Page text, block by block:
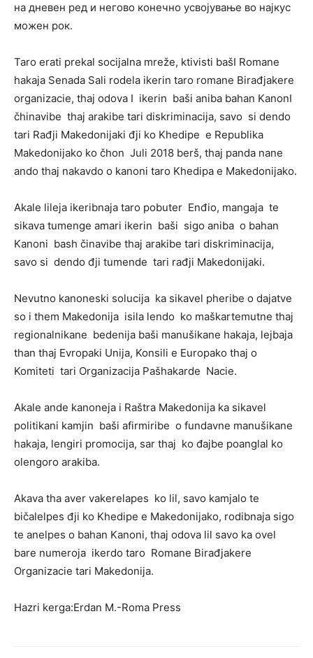
на дневен ред и негово конечно усвојување во најкус
можен рок.
Taro erati prekal socijalna mreže, ktivisti bašI Romane
hakaja Senada Sali rodela ikerin taro romane Birađjakere
organizacie, thaj odova I ikerin baši aniba bahan KanonI
čhinavibe thaj arakibe tari diskriminacija, savo si dendo
tari Rađji Makedonijaki đji ko Khedipe e Republika
Makedonijako ko čhon Juli 2018 berš, thaj panda nane
ando thaj nakavdo o kanoni taro Khedipa e Makedonijako.
Akale lileja ikeribnaja taro pobuter Enđio, mangaja te
sikava tumenge amari ikerin baši sigo aniba o bahan
Kanoni bash činavibe thaj arakibe tari diskriminacija,
savo si dendo đji tumende tari rađji Makedonijaki.
Nevutno kanoneski solucija ka sikavel pheribe o dajatve
so i them Makedonija isila lendo ko maškartemutne thaj
regionalnikane bedenija baši manušikane hakaja, lejbaja
than thaj Evropaki Unija, Konsili e Europako thaj o
Komiteti tari Organizacija Pašhakarde Nacie.
Akale ande kanoneja i Raštra Makedonija ka sikavel
politikani kamjin baši afirmiribe o fundavne manušikane
hakaja, lengiri promocija, sar thaj ko đajbe poanglal ko
olengoro arakiba.
Akava tha aver vakerelapes ko lil, savo kamjalo te
bičalelpes đji ko Khedipe e Makedonijako, rodibnaja sigo
te anelpes o bahan Kanoni, thaj odova lil savo ka ovel
bare numeroja ikerdo taro Romane Birađjakere
Organizacie tari Makedonija.
Hazri kerga:Erdan M.-Roma Press